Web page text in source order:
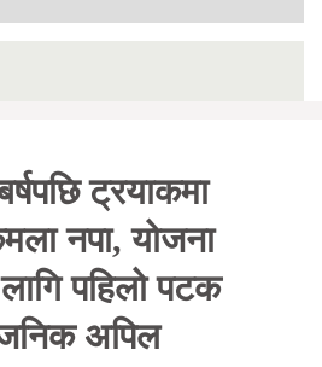
ट्रयाकमा
नपा, योजना
पहिलो पटक
अपिल